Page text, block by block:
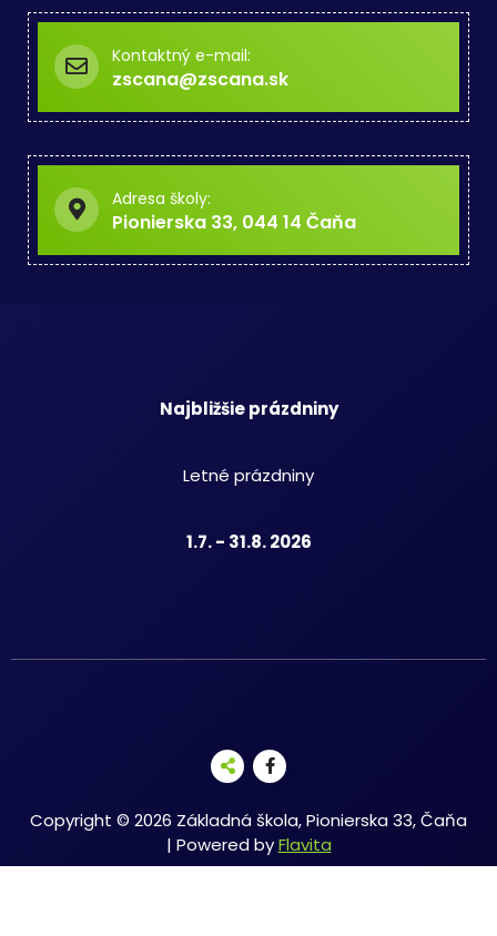
Kontaktný e-mail:
zscana@zscana.sk
Adresa školy:
Pionierska 33, 044 14 Čaňa
Najbližšie prázdniny
Letné prázdniny
1.7. - 31.8. 2026
Copyright © 2026 Základná škola, Pionierska 33, Čaňa
| Powered byFlavita